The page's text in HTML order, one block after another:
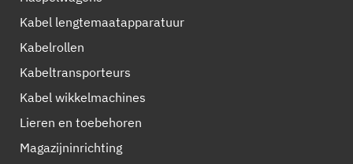
Kabel lengtemaatapparatuur
Kabelrollen
Kabeltransporteurs
Kabel wikkelmachines
Lieren en toebehoren
Magazijninrichting